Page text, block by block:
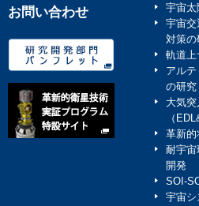
お問い合わせ
宇宙太
宇宙交
対策の
軌道上
アル
の研究
大気
（
革新的
耐宇宙
開発
SOI-
宇宙シ